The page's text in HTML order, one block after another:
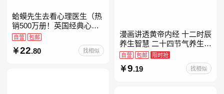
蛤蟆先生去看心理医生（热
销500万册！英国经典心理
咨询入门书，知名心理学家
自营 包邮
22.80 找相似
漫画讲透黄帝内经 十二时辰
养生智慧 二十四节气养生智
慧 中医八大名著之一养生图
解 皇帝内经漫画版原版
自营 包邮 限时抢
9.19 找相似